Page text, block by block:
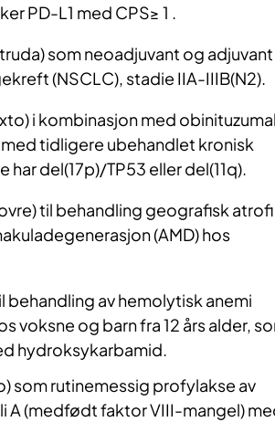
PD-L1 med CPS≥ 1 .
som neoadjuvant og adjuvant
(NSCLC), stadie IIA-IIIB(N2).
i kombinasjon med
tidligere ubehandlet kronisk
del(17p)/TP53 eller del(11q).
til behandling geografisk atrofi
(AMD) hos
av hemolytisk anemi
voksne og barn fra 12 års alder,
hydroksykarbamid.
som rutinemessig profylakse av
A (medfødt faktor VIII-mangel)